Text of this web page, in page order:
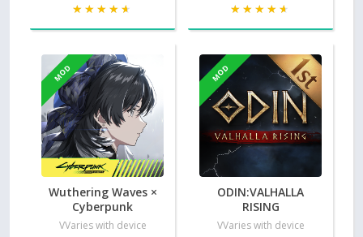
★★★★★
★★★★★ ★★★★★
★★★★★
MOD
Wuthering Waves ×
Cyberpunk
VVaries with device
MOD
ODIN:VALHALLA
RISING
VVaries with device